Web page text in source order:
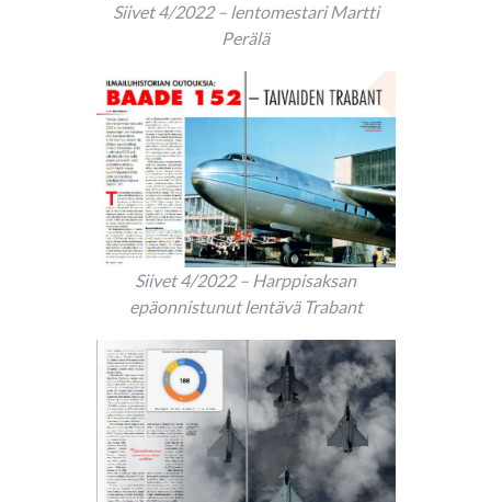
Siivet 4/2022 – lentomestari Martti
Perälä
Siivet 4/2022 – Harppisaksan
epäonnistunut lentävä Trabant